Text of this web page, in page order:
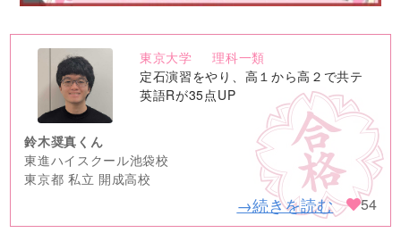
no
image
東京大学
理科一類
定石演習をやり、高１から高２で共テ
英語Rが35点UP
鈴木奨真くん
東進ハイスクール池袋校
東京都 私立 開成高校
→続きを読む 54